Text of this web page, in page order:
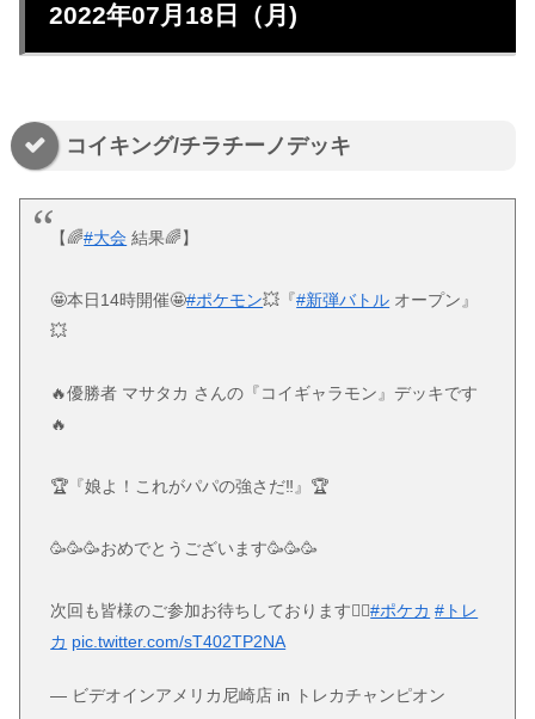
2022年07月18日（月)
コイキング/チラチーノデッキ
【🌈#大会 結果🌈】
🤩本日14時開催🤩#ポケモン💥『#新弾バトル オープン』
💥
🔥優勝者 マサタカ さんの『コイギャラモン』デッキです
🔥
🏆『娘よ！これがパパの強さだ‼️』🏆
🥳🥳🥳おめでとうございます🥳🥳🥳
次回も皆様のご参加お待ちしております🙇‍♂️#ポケカ #トレ
カ pic.twitter.com/sT402TP2NA
— ビデオインアメリカ尼崎店 in トレカチャンピオン